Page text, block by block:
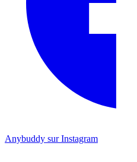
Anybuddy sur Instagram